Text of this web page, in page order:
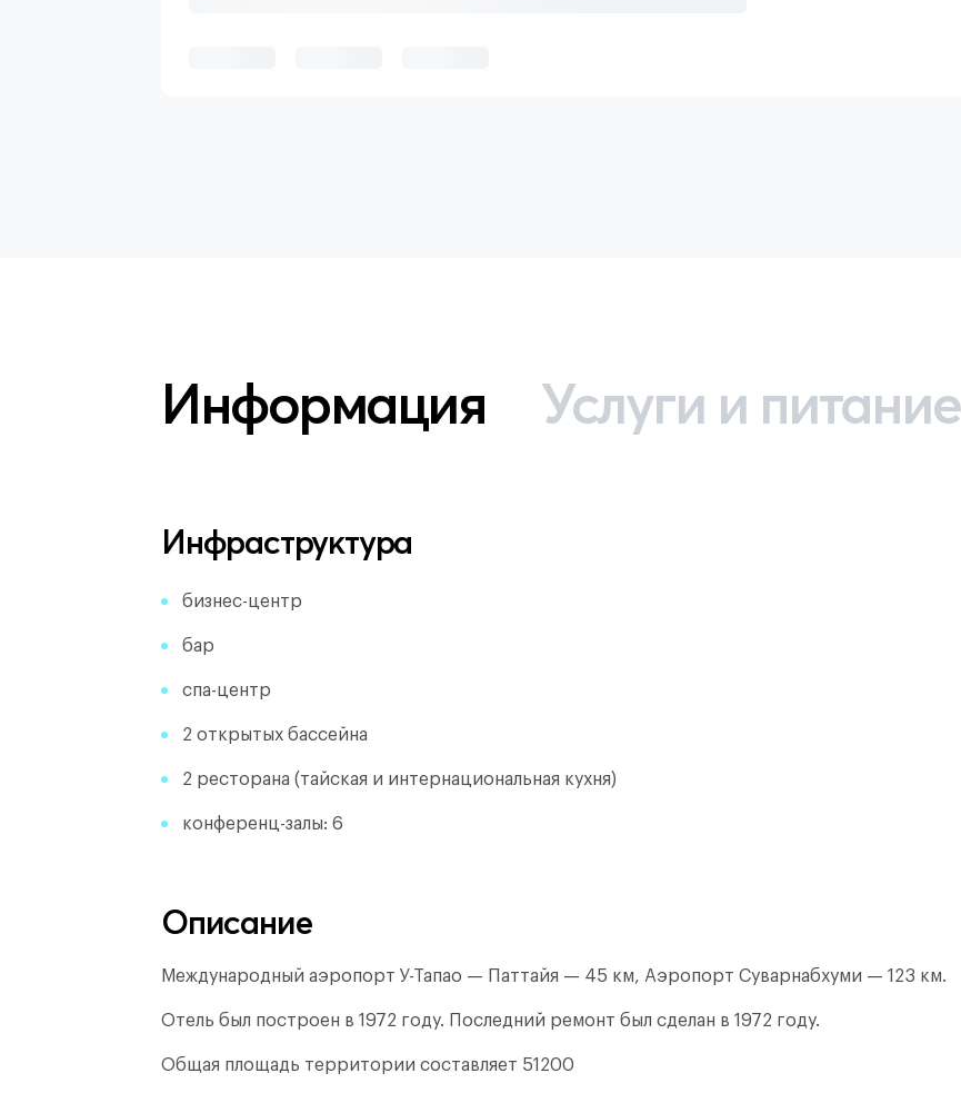
Информация Услуги и питание
Инфраструктура
бизнес-центр
бар
спа-центр
2 открытых бассейна
2 ресторана (тайская и интернациональная кухня)
конференц-залы: 6
Описание
Международный аэропорт У-Тапао — Паттайя — 45 км, Аэропорт Суварнабхуми — 123 км.
Отель был построен в 1972 году. Последний ремонт был сделан в 1972 году.
Общая площадь территории составляет 51200